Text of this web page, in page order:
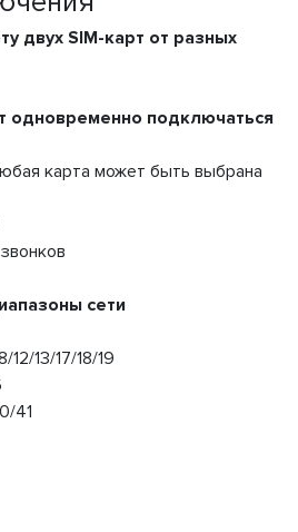
двух SIM-карт от разных
одновременно подключаться
карта может быть выбрана
сети
13/17/18/19
41